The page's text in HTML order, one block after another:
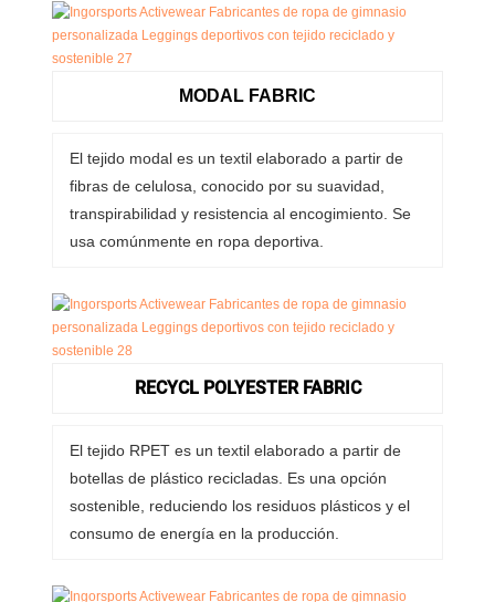
MODAL FABRIC
El tejido modal es un textil elaborado a partir de
fibras de celulosa, conocido por su suavidad,
transpirabilidad y resistencia al encogimiento. Se
usa comúnmente en ropa deportiva.
RECYCL POLYESTER FABRIC
El tejido RPET es un textil elaborado a partir de
botellas de plástico recicladas. Es una opción
sostenible, reduciendo los residuos plásticos y el
consumo de energía en la producción.